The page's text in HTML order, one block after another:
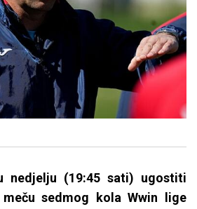
nedjelju (19:45 sati) ugostiti
sedmog kola Wwin lige